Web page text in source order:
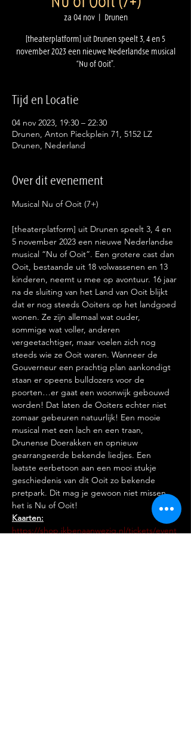
za 04 nov
  |
Drunen
[theaterplatform] uit Drunen speelt 3, 4 en 5
november 2023 een nieuwe Nederlandse musical
“Nu of Ooit”.
Tijd en Locatie
04 nov 2023, 19:30 – 22:30
Drunen, Anton Pieckplein 71, 5152 LZ
Drunen, Nederland
Over dit evenement
Musical Nu of Ooit (7+)
[theaterplatform] uit Drunen speelt 3, 4 en
5 november 2023 een nieuwe Nederlandse
musical “Nu of Ooit”. Een grotere cast dan
Ooit, bestaande uit 18 volwassenen en 13
kinderen, neemt u mee op avontuur. 16 jaar
na de sluiting van het Land van Ooit blijkt
dat er nog steeds Ooiters op het landgoed
wonen. Ze zijn allemaal wat ouder,
sommige wat voller, anderen
vergeetachtiger, maar voelen zich nog
steeds wie ze Ooit waren. Wanneer de
Gouverneur een prachtig plan aankondigt
staan er opeens bulldozers voor de
poorten…er gaat een woonwijk gebouwd
worden! Dat laten de Ooiters echter niet
zomaar gebeuren natuurlijk! Een mooie
musical met een lach en een traan,
Drunense Doerakken en opnieuw
gearrangeerde bekende liedjes. Een
laatste eerbetoon aan een mooi stukje
geschiedenis van dit Ooit zo bekende
pretpark. Dit mag je gewoon niet missen,
het is Nu of Ooit!
Kaarten:
https://shop.ikbenaanwezig.nl/tickets/event